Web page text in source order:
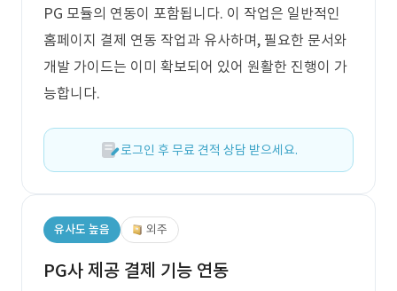
PG 모듈의 연동이 포함됩니다. 이 작업은 일반적인
홈페이지 결제 연동 작업과 유사하며, 필요한 문서와
개발 가이드는 이미 확보되어 있어 원활한 진행이 가
능합니다.
로그인 후 무료 견적 상담 받으세요.
유사도 높음 외주
PG사 제공 결제 기능 연동